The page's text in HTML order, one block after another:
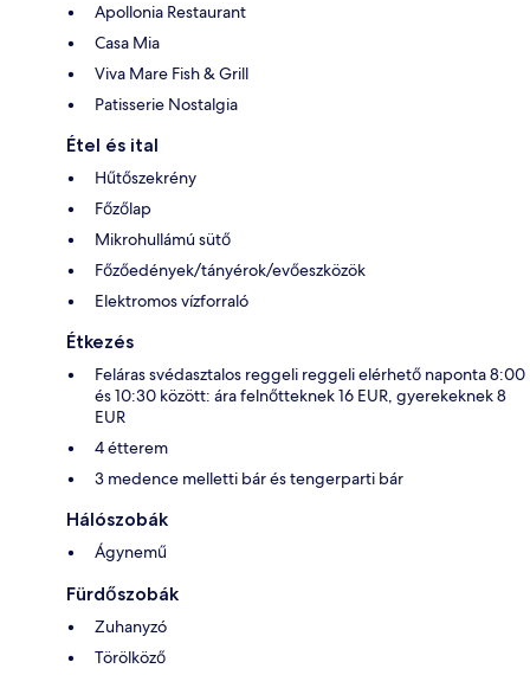
Apollonia Restaurant
Casa Mia
Viva Mare Fish & Grill
Patisserie Nostalgia
Étel és ital
Hűtőszekrény
Főzőlap
Mikrohullámú sütő
Főzőedények/tányérok/evőeszközök
Elektromos vízforraló
Étkezés
Feláras svédasztalos reggeli reggeli elérhető naponta 8:00
és 10:30 között: ára felnőtteknek 16 EUR, gyerekeknek 8
EUR
4 étterem
3 medence melletti bár és tengerparti bár
Hálószobák
Ágynemű
Fürdőszobák
Zuhanyzó
Törölköző